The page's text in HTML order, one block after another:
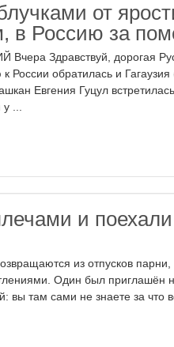
от
в Россию за
Здравствуй, дорогая
России обратилась и
Евгения Гуцул
...
и
из отпусков парни,
Один был приглашён
вы там сами не знаете за что